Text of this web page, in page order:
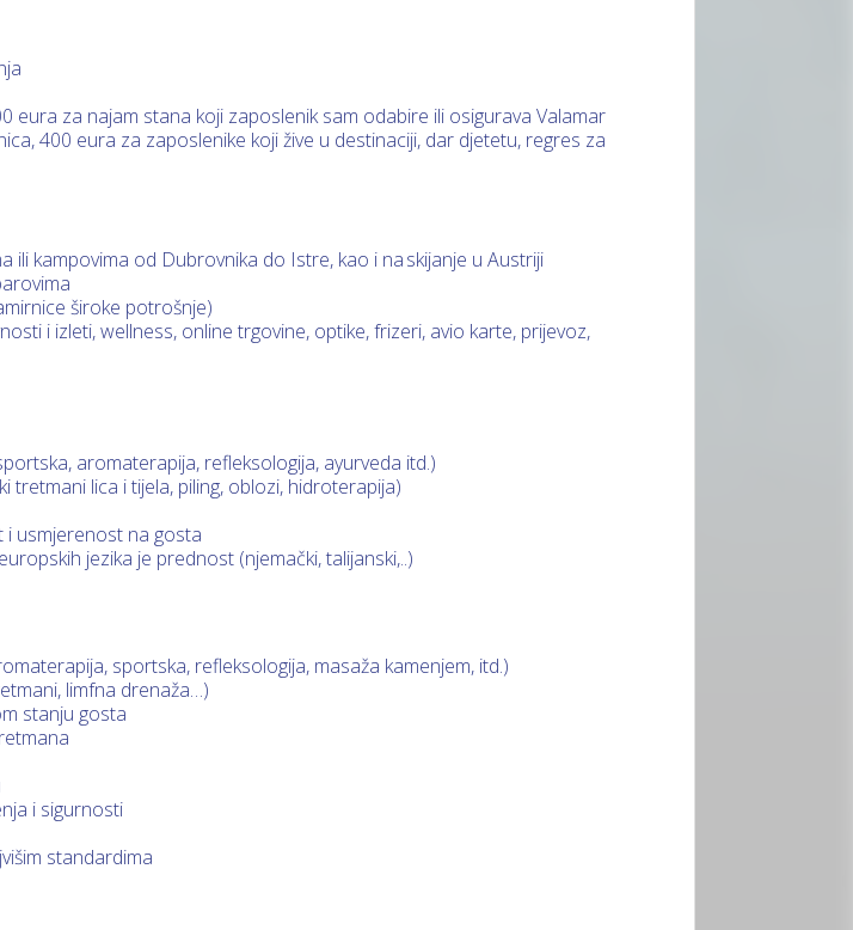
eura za najam stana koji zaposlenik sam odabire ili osigurava Valamar
400 eura za zaposlenike koji žive u destinaciji, dar djetetu, regres za
ili kampovima od Dubrovnika do Istre, kao i na skijanje u Austriji
široke potrošnje)
i izleti, wellness, online trgovine, optike, frizeri, avio karte, prijevoz,
aromaterapija, refleksologija, ayurveda itd.)
lica i tijela, piling, oblozi, hidroterapija)
i usmjerenost na gosta
jezika je prednost (njemački, talijanski,..)
sportska, refleksologija, masaža kamenjem, itd.)
limfna drenaža…)
stanju gosta
i sigurnosti
standardima